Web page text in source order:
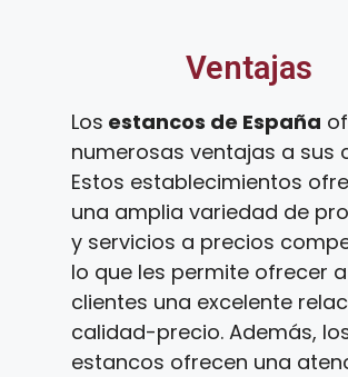
Ventajas
Los estancos de España
numerosas ventajas a sus
Estos establecimientos
una amplia variedad de
y servicios a precios
lo que les permite ofrecer
clientes una excelente
calidad-precio. Además,
estancos ofrecen una